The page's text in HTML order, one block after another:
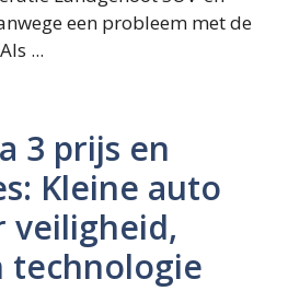
een probleem met de
...
3 prijs en
Kleine auto
veiligheid,
technologie